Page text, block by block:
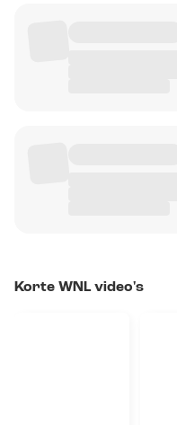
Korte WNL video's